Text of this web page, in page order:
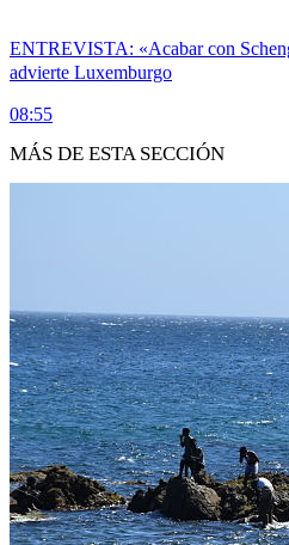
ENTREVISTA: «Acabar con
advierte Luxemburgo
08:55
MÁS DE ESTA SECCIÓN